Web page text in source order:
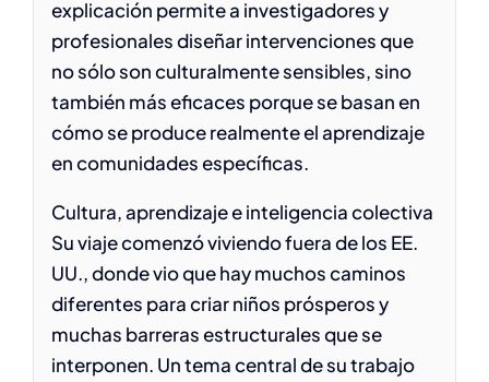
explicación permite a investigadores y
profesionales diseñar intervenciones que
no sólo son culturalmente sensibles, sino
también más eficaces porque se basan en
cómo se produce realmente el aprendizaje
en comunidades específicas.
Cultura, aprendizaje e inteligencia colectiva
Su viaje comenzó viviendo fuera de los EE.
UU., donde vio que hay muchos caminos
diferentes para criar niños prósperos y
muchas barreras estructurales que se
interponen. Un tema central de su trabajo